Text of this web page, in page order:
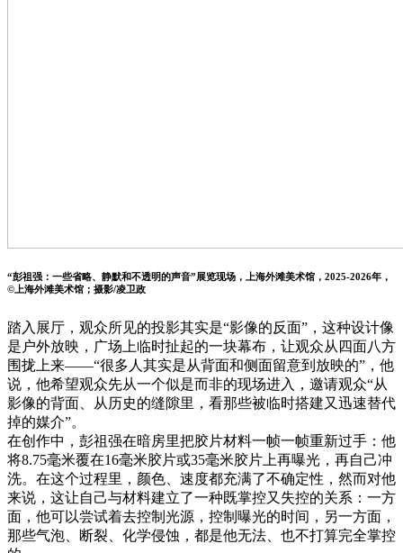
“彭祖强：一些省略、静默和不透明的声音”展览现场，上海外滩美术馆，2025-2026年，
©上海外滩美术馆；摄影/凌卫政
踏入展厅，观众所见的投影其实是“影像的反面”，这种设计像
是户外放映，广场上临时扯起的一块幕布，让观众从四面八方
围拢上来——“很多人其实是从背面和侧面留意到放映的”，他
说，他希望观众先从一个似是而非的现场进入，邀请观众“从
影像的背面、从历史的缝隙里，看那些被临时搭建又迅速替代
掉的媒介”。
在创作中，彭祖强在暗房里把胶片材料一帧一帧重新过手：他
将8.75毫米覆在16毫米胶片或35毫米胶片上再曝光，再自己冲
洗。在这个过程里，颜色、速度都充满了不确定性，然而对他
来说，这让自己与材料建立了一种既掌控又失控的关系：一方
面，他可以尝试着去控制光源，控制曝光的时间，另一方面，
那些气泡、断裂、化学侵蚀，都是他无法、也不打算完全掌控